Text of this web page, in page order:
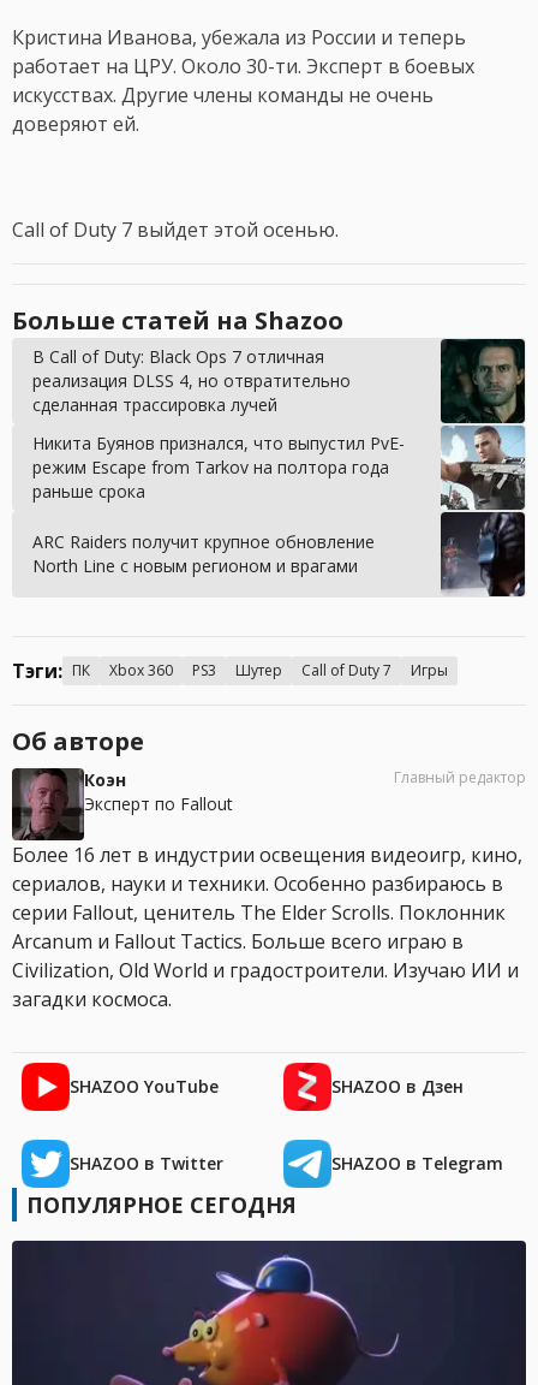
Кристина Иванова, убежала из России и теперь
работает на ЦРУ. Около 30-ти. Эксперт в боевых
искусствах. Другие члены команды не очень
доверяют ей.
Call of Duty 7 выйдет этой осенью.
Больше статей на Shazoo
В Call of Duty: Black Ops 7 отличная
реализация DLSS 4, но отвратительно
сделанная трассировка лучей
Никита Буянов признался, что выпустил PvE-
режим Escape from Tarkov на полтора года
раньше срока
ARC Raiders получит крупное обновление
North Line с новым регионом и врагами
Тэги: ПК Xbox 360 PS3 Шутер Call of Duty 7 Игры
Об авторе
Коэн
Эксперт по Fallout
Главный редактор
Более 16 лет в индустрии освещения видеоигр, кино,
сериалов, науки и техники. Особенно разбираюсь в
серии Fallout, ценитель The Elder Scrolls. Поклонник
Arcanum и Fallout Tactics. Больше всего играю в
Civilization, Old World и градостроители. Изучаю ИИ и
загадки космоса.
SHAZOO YouTube SHAZOO в Дзен
SHAZOO в Twitter SHAZOO в Telegram
ПОПУЛЯРНОЕ СЕГОДНЯ